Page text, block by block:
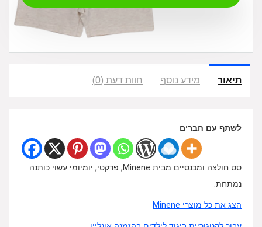
תיאור מידע נוסף חוות דעת (0)
לשתף עם חברים
סט חולצה ומכנסיים מבית Minene, פרקטי, יומיומי עשוי כותנה
נמתחת.
הצג את כל מוצרי Minene